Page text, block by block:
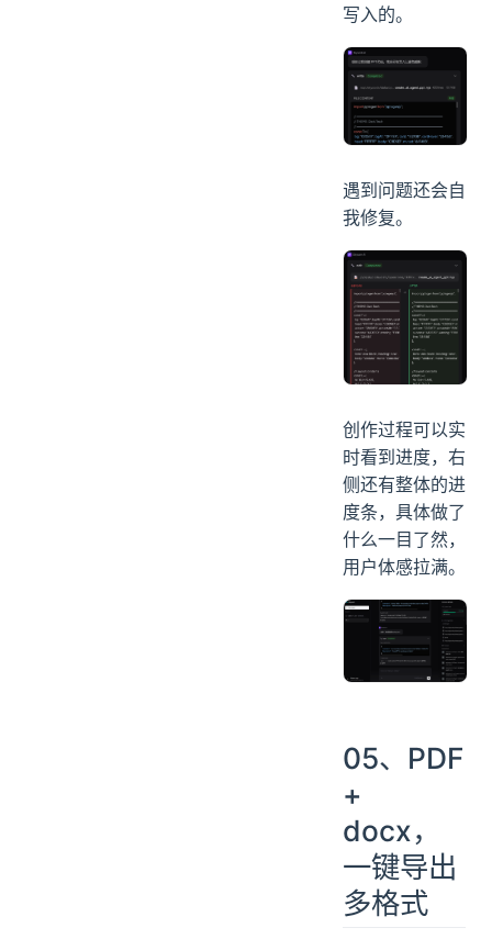
写入的。
遇到问题还会自
我修复。
创作过程可以实
时看到进度，右
侧还有整体的进
度条，具体做了
什么一目了然，
用户体感拉满。
05、PDF
+
docx，
一键导出
多格式